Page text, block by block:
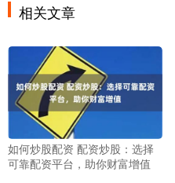
相关文章
如何炒股配资 配资炒股：选择
可靠配资平台，助你财富增值